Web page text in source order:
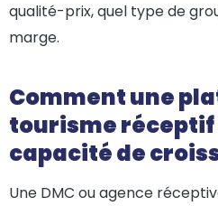
qualité-prix, quel type de
marge.
Comment une
tourisme
capacité de
Une DMC ou agence